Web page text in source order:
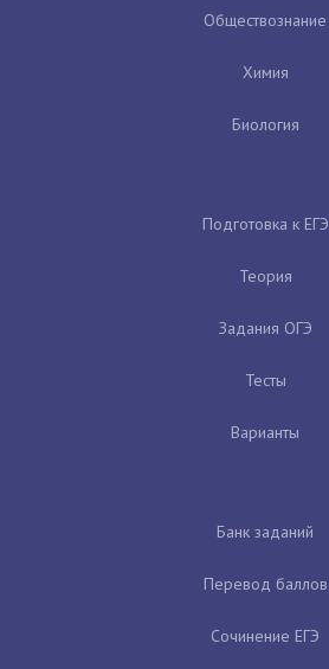
Обществознание
Химия
Биология
Подготовка к ЕГЭ
Теория
Задания ОГЭ
Тесты
Варианты
Банк заданий
Перевод баллов
Сочинение ЕГЭ